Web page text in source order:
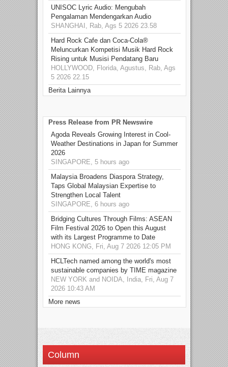
UNISOC Lyric Audio: Mengubah
Pengalaman Mendengarkan Audio
SHANGHAI, Rab, Ags 5 2026 23.58
Hard Rock Cafe dan Coca-Cola®
Meluncurkan Kompetisi Musik Hard Rock
Rising untuk Musisi Pendatang Baru
HOLLYWOOD, Florida, Agustus, Rab, Ags
5 2026 22.15
Berita Lainnya
Press Release from PR Newswire
Agoda Reveals Growing Interest in Cool-
Weather Destinations in Japan for Summer
2026
SINGAPORE, 5 hours ago
Malaysia Broadens Diaspora Strategy,
Taps Global Malaysian Expertise to
Strengthen Local Talent
SINGAPORE, 6 hours ago
Bridging Cultures Through Films: ASEAN
Film Festival 2026 to Open this August
with its Largest Programme to Date
HONG KONG, Fri, Aug 7 2026 12:05 PM
HCLTech named among the world's most
sustainable companies by TIME magazine
NEW YORK and NOIDA, India, Fri, Aug 7
2026 10:43 AM
More news
Column